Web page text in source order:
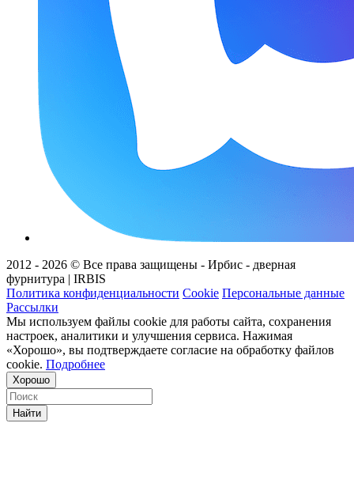
2012 - 2026 © Все права защищены - Ирбис - дверная
фурнитура | IRBIS
Политика конфиденциальности Cookie Персональные данные
Рассылки
Мы используем файлы cookie для работы сайта, сохранения
настроек, аналитики и улучшения сервиса. Нажимая
«Хорошо», вы подтверждаете согласие на обработку файлов
cookie. Подробнее
Хорошо
Найти